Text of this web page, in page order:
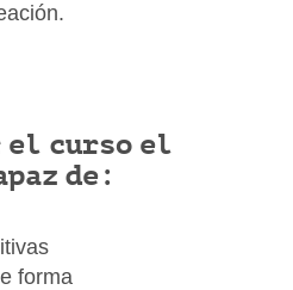
el curso el
de:
forma